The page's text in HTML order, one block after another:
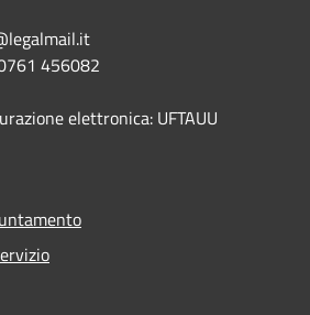
456082
elettronica: UFTAUU